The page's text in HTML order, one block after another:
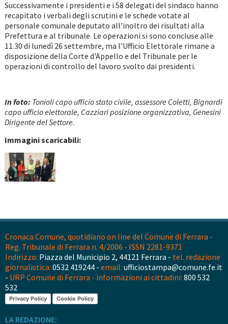
Successivamente i presidenti e i 58 delegati del sindaco hanno
recapitato i verbali degli scrutini e le schede votate al
personale comunale deputato all'inoltro dei risultati alla
Prefettura e al tribunale. Le operazioni si sono concluse alle
11.30 di lunedì 26 settembre, ma l'Ufficio Elettorale rimane a
disposizione della Corte d'Appello e del Tribunale per le
operazioni di controllo del lavoro svolto dai presidenti.
In foto: Tonioli capo ufficio stato civile, assessore Coletti, Bignardi
capo ufficio elettorale, Cazziari posizione organizzativa, Genesini
Dirigente del Settore.
Immagini scaricabili:
Cronaca Comune, quotidiano on line del Comune di Ferrara -
Reg. Tribunale di Ferrara n. 4/2006 - ISSN 2281-9371
Indirizzo: Piazza del Municipio 2, 44121 Ferrara - tel. redazione
giornalistica: 0532 419244 - email: ufficiostampa@comune.fe.it
- URP Comune di Ferrara - informazioni ai cittadini: 800 532
532
Privacy Policy Cookie Policy
LA REDAZIONE: